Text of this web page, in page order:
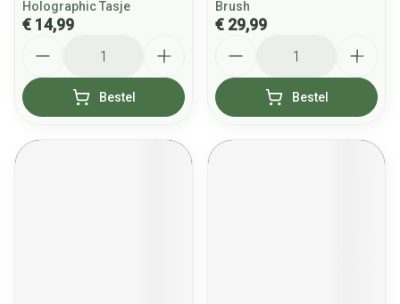
Holographic Tasje
€ 14,99
Bestel
Brush
€ 29,99
Bestel